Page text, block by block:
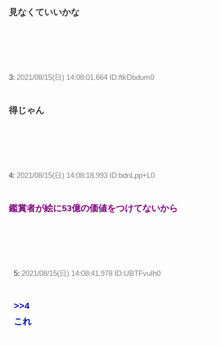
見なくていいかな
3: 2021/08/15(日) 14:08:01.664 ID:ftkDbdum0
得じゃん
4: 2021/08/15(日) 14:08:18.993 ID:bdnLpp+L0
鑑賞者が絵に53億の価値をつけてないから
5: 2021/08/15(日) 14:08:41.978 ID:UBTFvuIh0
>>4
これ